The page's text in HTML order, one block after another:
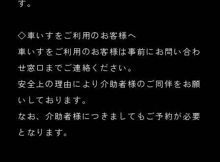
す。
◇車いすをご利用のお客様へ
車いすをご利用のお客様は事前にお問い合わ
せ窓口までご連絡ください。
安全上の理由により介助者様のご同伴をお願
いしております。
なお、介助者様につきましてもご予約が必要
となります。